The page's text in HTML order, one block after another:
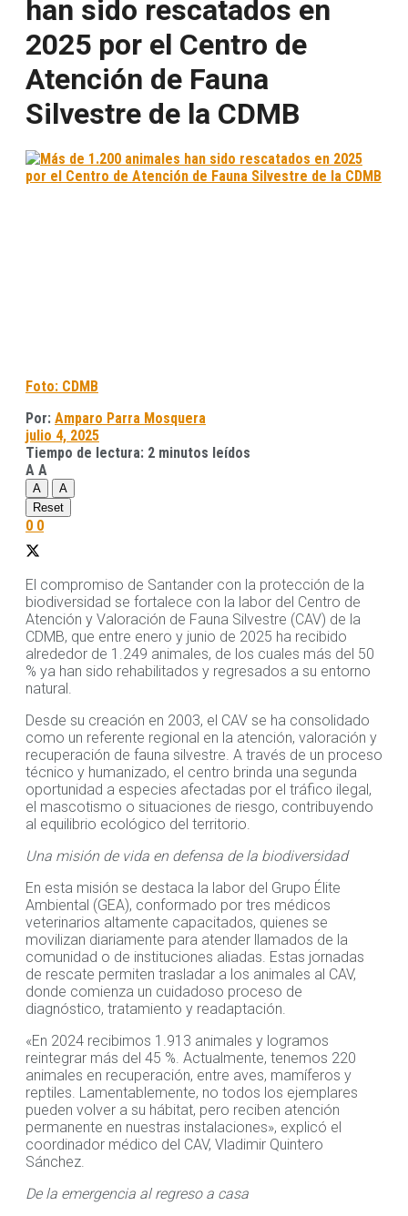
han sido rescatados en
2025 por el Centro de
Atención de Fauna
Silvestre de la CDMB
Foto: CDMB
Por: Amparo Parra Mosquera
julio 4, 2025
Tiempo de lectura: 2 minutos leídos
A A
A
A
Reset
0 0
El compromiso de Santander con la protección de la
biodiversidad se fortalece con la labor del Centro de
Atención y Valoración de Fauna Silvestre (CAV) de la
CDMB, que entre enero y junio de 2025 ha recibido
alrededor de 1.249 animales, de los cuales más del 50
% ya han sido rehabilitados y regresados a su entorno
natural.
Desde su creación en 2003, el CAV se ha consolidado
como un referente regional en la atención, valoración y
recuperación de fauna silvestre. A través de un proceso
técnico y humanizado, el centro brinda una segunda
oportunidad a especies afectadas por el tráfico ilegal,
el mascotismo o situaciones de riesgo, contribuyendo
al equilibrio ecológico del territorio.
Una misión de vida en defensa de la biodiversidad
En esta misión se destaca la labor del Grupo Élite
Ambiental (GEA), conformado por tres médicos
veterinarios altamente capacitados, quienes se
movilizan diariamente para atender llamados de la
comunidad o de instituciones aliadas. Estas jornadas
de rescate permiten trasladar a los animales al CAV,
donde comienza un cuidadoso proceso de
diagnóstico, tratamiento y readaptación.
«En 2024 recibimos 1.913 animales y logramos
reintegrar más del 45 %. Actualmente, tenemos 220
animales en recuperación, entre aves, mamíferos y
reptiles. Lamentablemente, no todos los ejemplares
pueden volver a su hábitat, pero reciben atención
permanente en nuestras instalaciones», explicó el
coordinador médico del CAV, Vladimir Quintero
Sánchez.
De la emergencia al regreso a casa